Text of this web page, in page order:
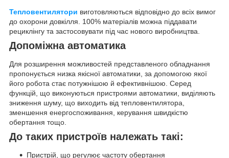
Тепловентилятори виготовляються відповідно до всіх вимог
до охорони довкілля. 100% матеріалів можна піддавати
рециклінгу та застосовувати під час нового виробництва.
Допоміжна автоматика
Для розширення можливостей представленого обладнання
пропонується низка якісної автоматики, за допомогою якої
його робота стає потужнішою й ефективнішою. Серед
функцій, що виконуються пристроями автоматики, виділяють
зниження шуму, що виходить від тепловентилятора,
зменшення енергоспоживання, керування швидкістю
обертання тощо.
До таких пристроїв належать такі:
Пристрій, що регулює частоту обертання